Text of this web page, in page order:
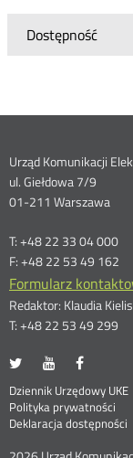
Dostępność
Dane
kontaktowe
Urząd Komunikacji
ul. Giełdowa 7/9
01-211 Warszawa
T: +48 22 33 04 000
F: +48 22 53 49 162
Formularz
Redaktor: Klaudia
T: +48 22 53 49 299
UKE
portalu
Twitter
Otwórz
nowym
oknie
UKE
portalu
Youtube
Otwórz
nowym
oknie
portalu
nowym
oknie
Stopka
menu
Dziennik Urzędowy UKE
Polityka prywatności
w
Deklaracja dostępności